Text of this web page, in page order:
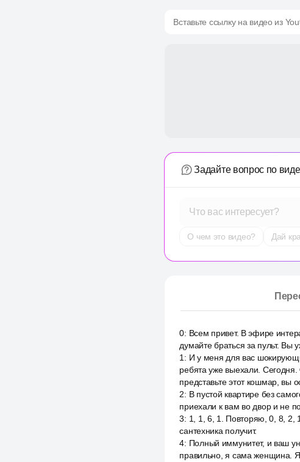
Вставьте ссылку на видео из
Задайте вопрос по
Что вас интересует?
О чем это видео? Дай
0: Всем привет. В эфире
думайте браться за пульт. Вы
1 : И у меня для вас
ребята уже выехали.
представьте этот кошмар, вы
2: В пустой квартире без
приехали к вам во двор и не
3: 1, 1, 6, 1. Повторяю, 0, 8, 2,
сантехника получит.
4: Полный иммунитет, и ваш
правильно, я сама женщина.